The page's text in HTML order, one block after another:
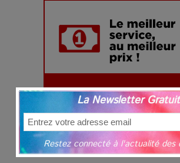
La Newsletter
Restez connecté à l'actualité des